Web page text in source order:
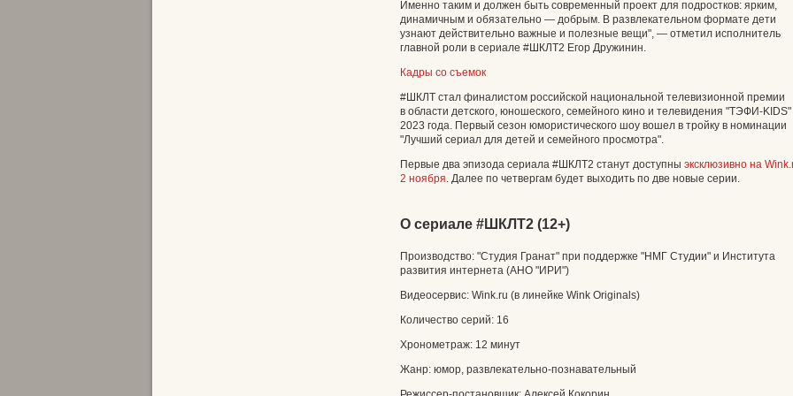
Именно таким и должен быть современный проект для подростков: ярким,
динамичным и обязательно — добрым. В развлекательном формате дети
узнают действительно важные и полезные вещи", — отметил исполнитель
главной роли в сериале #ШКЛТ2 Егор Дружинин.
Кадры со съемок
#ШКЛТ стал финалистом российской национальной телевизионной премии
в области детского, юношеского, семейного кино и телевидения "ТЭФИ-KIDS"
2023 года. Первый сезон юмористического шоу вошел в тройку в номинации
"Лучший сериал для детей и семейного просмотра".
Первые два эпизода сериала #ШКЛТ2 станут доступны эксклюзивно на
2 ноября. Далее по четвергам будет выходить по две новые серии.
О сериале #ШКЛТ2 (12+)
Производство: "Студия Гранат" при поддержке "НМГ Студии" и Института
развития интернета (АНО "‎ИРИ"‎)
Видеосервис: Wink.ru (в линейке Wink Originals)
Количество серий: 16
Хронометраж: 12 минут
Жанр: юмор, развлекательно-познавательный